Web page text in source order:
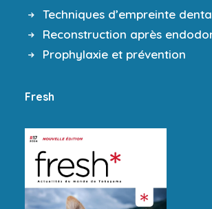
Techniques d’empreinte
Reconstruction après
Prophylaxie et prévention
Fresh